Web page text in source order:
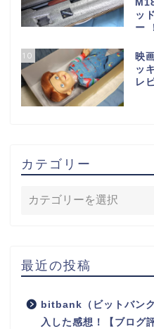
ッ
ー
10
映
ッ
レ
カテゴリー
最近の投稿
bitbank（ビットバン
入した感想！【ブログ